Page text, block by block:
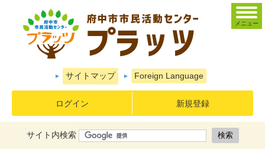
サイトマップ Foreign Language
ログイン 新規登録
サイト内検索
メニュー